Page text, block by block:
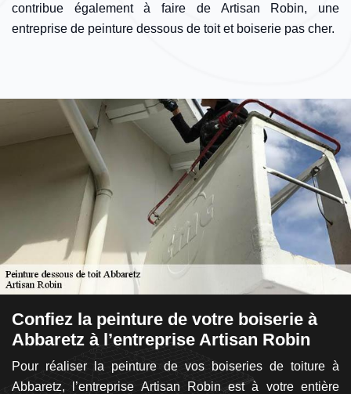
contribue également à faire de Artisan Robin, une
entreprise de peinture dessous de toit et boiserie pas cher.
Confiez la peinture de votre boiserie à
Abbaretz à l’entreprise Artisan Robin
Pour réaliser la peinture de vos boiseries de toiture à
Abbaretz, l’entreprise Artisan Robin est à votre entière